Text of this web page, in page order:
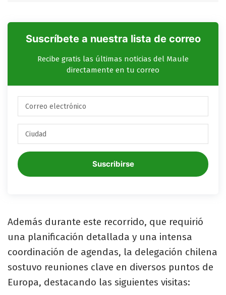
Suscríbete a nuestra lista de correo
Recibe gratis las últimas noticias del Maule
directamente en tu correo
Suscribirse
Además durante este recorrido, que requirió
una planificación detallada y una intensa
coordinación de agendas, la delegación chilena
sostuvo reuniones clave en diversos puntos de
Europa, destacando las siguientes visitas: